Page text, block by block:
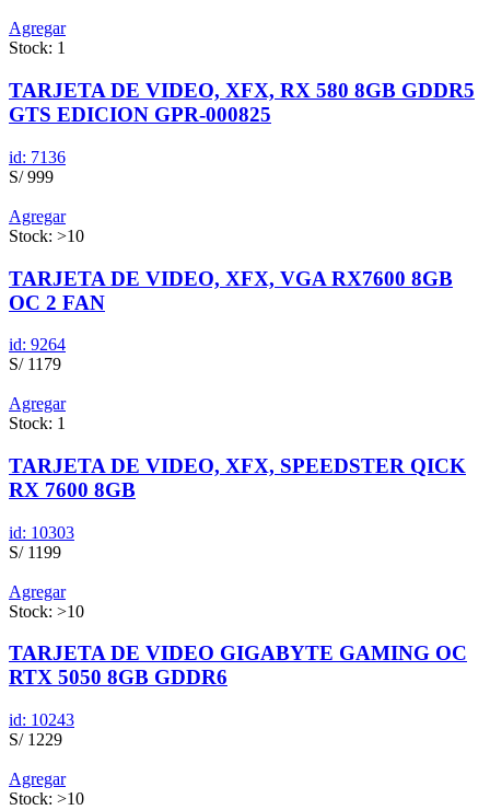
Agregar
Stock: 1
TARJETA DE VIDEO, XFX, RX 580 8GB GDDR5
GTS EDICION GPR-000825
id: 7136
S/ 999
Agregar
Stock: >10
TARJETA DE VIDEO, XFX, VGA RX7600 8GB
OC 2 FAN
id: 9264
S/ 1179
Agregar
Stock: 1
TARJETA DE VIDEO, XFX, SPEEDSTER QICK
RX 7600 8GB
id: 10303
S/ 1199
Agregar
Stock: >10
TARJETA DE VIDEO GIGABYTE GAMING OC
RTX 5050 8GB GDDR6
id: 10243
S/ 1229
Agregar
Stock: >10